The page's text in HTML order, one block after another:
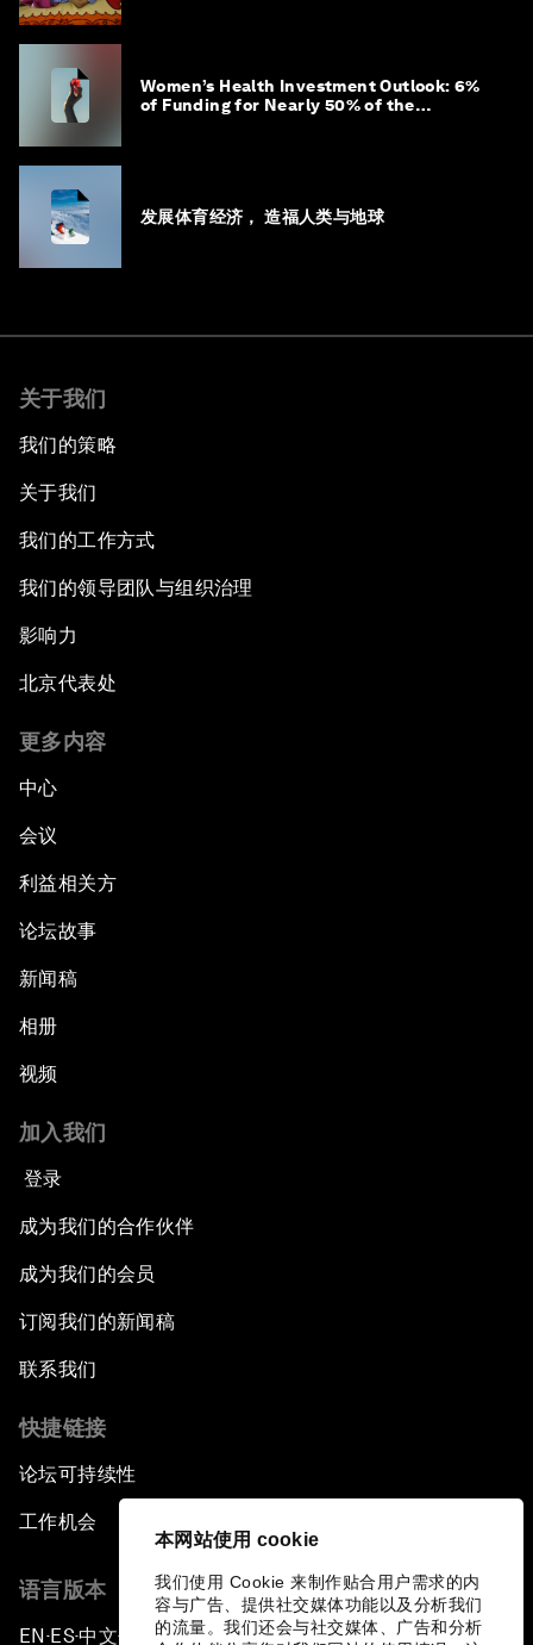
本网站使用 cookie
我们使用 Cookie 来制作贴合用户需求的内
容与广告、提供社交媒体功能以及分析我们
的流量。我们还会与社交媒体、广告和分析
Women’s Health Investment Outlook: 6%
of Funding for Nearly 50% of the
发展体育经济， 造福人类与地球
关于我们
我们的策略
关于我们
我们的工作方式
我们的领导团队与组织治理
影响力
北京代表处
更多内容
中心
会议
利益相关方
论坛故事
新闻稿
相册
视频
加入我们
登录
成为我们的合作伙伴
成为我们的会员
订阅我们的新闻稿
联系我们
快捷链接
论坛可持续性
工作机会
语言版本
EN ▪ES▪中文▪ 日本語